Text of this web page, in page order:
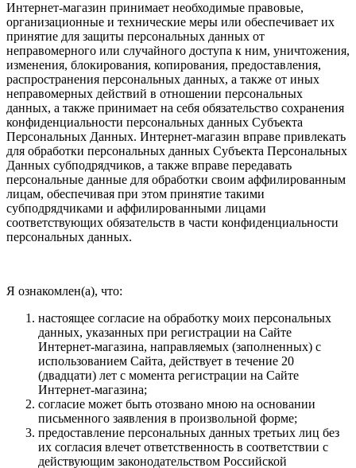
Интернет-магазин принимает необходимые правовые,
организационные и технические меры или обеспечивает их
принятие для защиты персональных данных от
неправомерного или случайного доступа к ним, уничтожения,
изменения, блокирования, копирования, предоставления,
распространения персональных данных, а также от иных
неправомерных действий в отношении персональных
данных, а также принимает на себя обязательство сохранения
конфиденциальности персональных данных Субъекта
Персональных Данных. Интернет-магазин вправе привлекать
для обработки персональных данных Субъекта Персональных
Данных субподрядчиков, а также вправе передавать
персональные данные для обработки своим аффилированным
лицам, обеспечивая при этом принятие такими
субподрядчиками и аффилированными лицами
соответствующих обязательств в части конфиденциальности
персональных данных.
Я ознакомлен(а), что:
настоящее согласие на обработку моих персональных
данных, указанных при регистрации на Сайте
Интернет-магазина, направляемых (заполненных) с
использованием Cайта, действует в течение 20
(двадцати) лет с момента регистрации на Cайте
Интернет-магазина;
согласие может быть отозвано мною на основании
письменного заявления в произвольной форме;
предоставление персональных данных третьих лиц без
их согласия влечет ответственность в соответствии с
действующим законодательством Российской